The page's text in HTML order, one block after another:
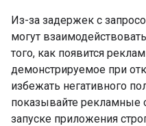
Из-за задержек с
могут
того, как появится
демонстрируемое при
избежать негативного
показывайте рекламные
запуске приложения